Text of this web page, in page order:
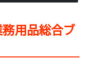
用品総合ブ